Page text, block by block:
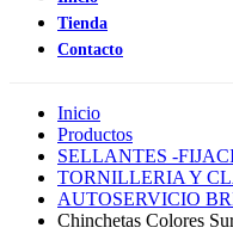
Tienda
Contacto
Inicio
Productos
SELLANTES -
TORNILLERIA Y
AUTOSERVICIO
Chinchetas Colores